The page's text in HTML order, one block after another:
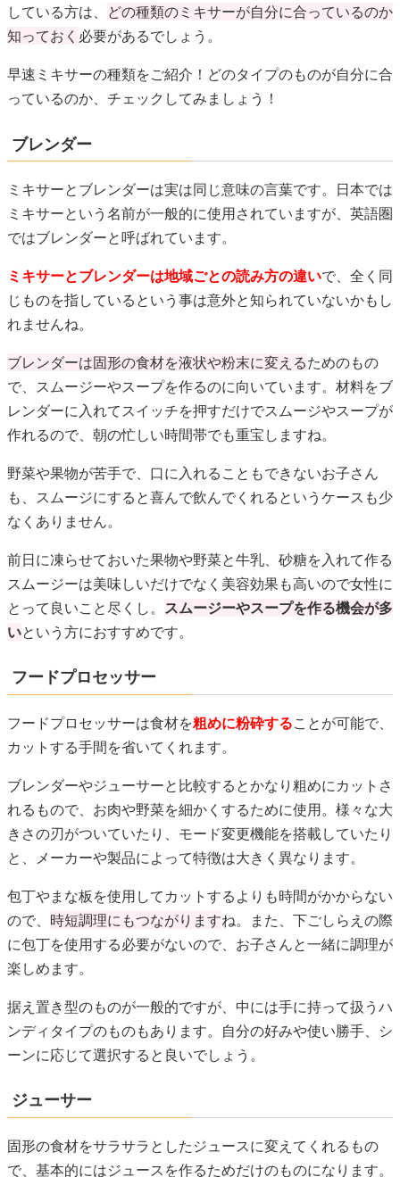
している方は、 どの種類のミキサーが自分に合っているのか
知っておく 必要があるでしょう。
早速ミキサーの種類をご紹介！どのタイプのものが自分に合
っているのか、チェックしてみましょう！
ブレンダー
ミキサーとブレンダーは実は同じ意味の言葉です。日本では
ミキサーという名前が一般的に使用されていますが、英語圏
ではブレンダーと呼ばれています。
ミキサーとブレンダーは地域ごとの読み方の違いで、全く同
じものを指しているという事は意外と知られていないかもし
れませんね。
ブレンダーは固形の食材を液状や粉末に変えるためのもの
で、スムージーやスープを作るのに向いています。材料をブ
レンダーに入れてスイッチを押すだけでスムージやスープが
作れるので、朝の忙しい時間帯でも重宝しますね。
野菜や果物が苦手で、口に入れることもできないお子さん
も、スムージにすると喜んで飲んでくれるというケースも少
なくありません。
前日に凍らせておいた果物や野菜と牛乳、砂糖を入れて作る
スムージーは美味しいだけでなく美容効果も高いので女性に
とって良いこと尽くし。 スムージーやスープを作る機会が多
いという方におすすめです。
フードプロセッサー
フードプロセッサーは食材を粗めに粉砕することが可能で、
カットする手間を省いてくれます。
ブレンダーやジューサーと比較するとかなり粗めにカットさ
れるもので、お肉や野菜を細かくするために使用。様々な大
きさの刃がついていたり、モード変更機能を搭載していたり
と、メーカーや製品によって特徴は大きく異なります。
包丁やまな板を使用してカットするよりも時間がかからない
ので、 時短調理にもつながりますね。また、下ごしらえの際
に包丁を使用する必要がないので、お子さんと一緒に調理が
楽しめます。
据え置き型のものが一般的ですが、中には手に持って扱うハ
ンディタイプのものもあります。自分の好みや使い勝手、シ
ーンに応じて選択すると良いでしょう。
ジューサー
固形の食材をサラサラとしたジュースに変えてくれるもの
で、基本的にはジュースを作るためだけのものになります。